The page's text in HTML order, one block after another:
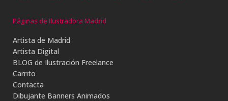
Páginas de Ilustradora Madrid
Artista de Madrid
Artista Digital
BLOG de Ilustración Freelance
Carrito
Contacta
Dibujante Banners Animados